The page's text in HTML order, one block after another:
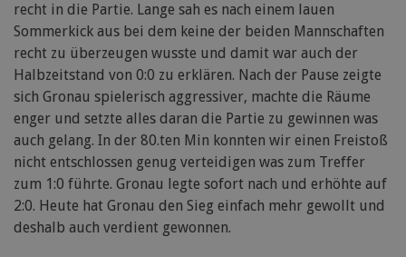
recht in die Partie. Lange sah es nach einem lauen
Sommerkick aus bei dem keine der beiden Mannschaften
recht zu überzeugen wusste und damit war auch der
Halbzeitstand von 0:0 zu erklären. Nach der Pause zeigte
sich Gronau spielerisch aggressiver, machte die Räume
enger und setzte alles daran die Partie zu gewinnen was
auch gelang. In der 80.ten Min konnten wir einen Freistoß
nicht entschlossen genug verteidigen was zum Treffer
zum 1:0 führte. Gronau legte sofort nach und erhöhte auf
2:0. Heute hat Gronau den Sieg einfach mehr gewollt und
deshalb auch verdient gewonnen.